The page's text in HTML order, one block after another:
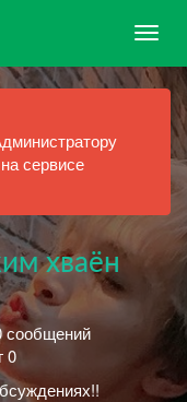
сервисе
хваён
сообщений
0